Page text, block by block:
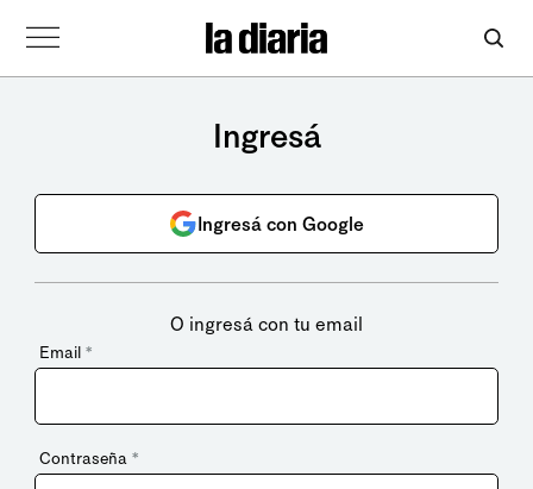
Ingresá
Ingresá con Google
O ingresá con tu email
Email *
Contraseña *